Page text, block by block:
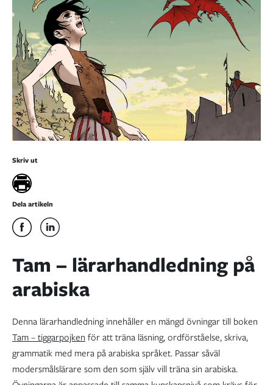
Skriv ut
Dela artikeln
Tam – lärarhandledning på
arabiska
Denna lärarhandledning innehåller en mängd övningar till boken
Tam – tiggarpojken för att träna läsning, ordförståelse, skriva,
grammatik med mera på arabiska språket. Passar såväl
modersmålslärare som den som själv vill träna sin arabiska.